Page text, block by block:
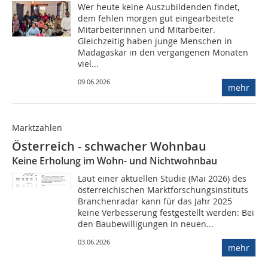
Wer heute keine Auszubildenden findet,
dem fehlen morgen gut eingearbeitete
Mitarbeiterinnen und Mitarbeiter.
Gleichzeitig haben junge Menschen in
Madagaskar in den vergangenen Monaten
viel...
09.06.2026
mehr
Marktzahlen
Österreich - schwacher Wohnbau
Keine Erholung im Wohn- und Nichtwohnbau
Laut einer aktuellen Studie (Mai 2026) des
österreichischen Marktforschungsinstituts
Branchenradar kann für das Jahr 2025
keine Verbesserung festgestellt werden: Bei
den Baubewilligungen in neuen...
03.06.2026
mehr